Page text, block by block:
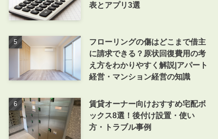
表とアプリ3選
フローリングの傷はどこまで借主
に請求できる？原状回復費用の考
え方をわかりやすく解説|アパート
経営・マンション経営の知識
賃貸オーナー向けおすすめ宅配ボ
ックス8選！後付け設置・使い
方・トラブル事例